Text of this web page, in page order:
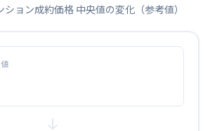
ション成約価格 中央値の変化（参考値）